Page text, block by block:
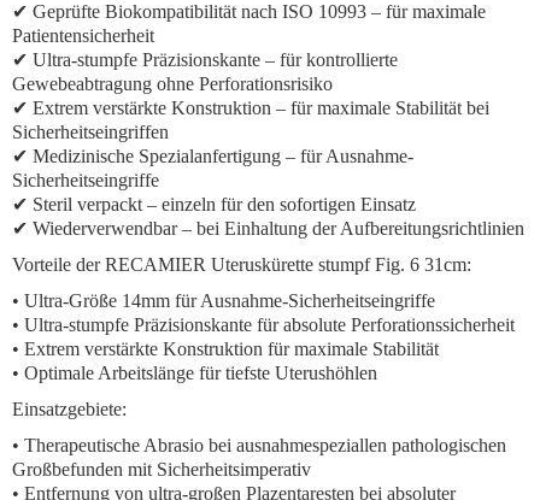
✔ Geprüfte Biokompatibilität nach ISO 10993 – für maximale
Patientensicherheit
✔ Ultra-stumpfe Präzisionskante – für kontrollierte
Gewebeabtragung ohne Perforationsrisiko
✔ Extrem verstärkte Konstruktion – für maximale Stabilität bei
Sicherheitseingriffen
✔ Medizinische Spezialanfertigung – für Ausnahme-
Sicherheitseingriffe
✔ Steril verpackt – einzeln für den sofortigen Einsatz
✔ Wiederverwendbar – bei Einhaltung der Aufbereitungsrichtlinien
Vorteile der RECAMIER Uteruskürette stumpf Fig. 6 31cm:
• Ultra-Größe 14mm für Ausnahme-Sicherheitseingriffe
• Ultra-stumpfe Präzisionskante für absolute Perforationssicherheit
• Extrem verstärkte Konstruktion für maximale Stabilität
• Optimale Arbeitslänge für tiefste Uterushöhlen
Einsatzgebiete:
• Therapeutische Abrasio bei ausnahmespeziallen pathologischen
Großbefunden mit Sicherheitsimperativ
• Entfernung von ultra-großen Plazentaresten bei absoluter